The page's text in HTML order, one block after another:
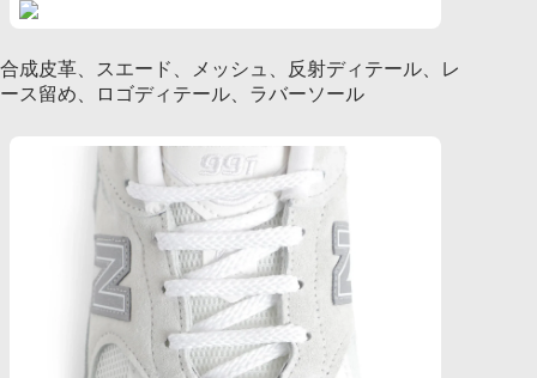
合成皮革、スエード、メッシュ、反射ディテール、レ
ース留め、ロゴディテール、ラバーソール